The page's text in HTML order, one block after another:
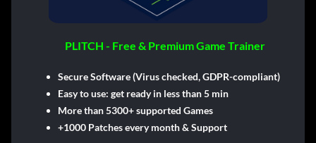
PLITCH - Free & Premium Game Trainer
Secure Software (Virus checked, GDPR-compliant)
Easy to use: get ready in less than 5 min
More than 5300+ supported Games
+1000 Patches every month & Support